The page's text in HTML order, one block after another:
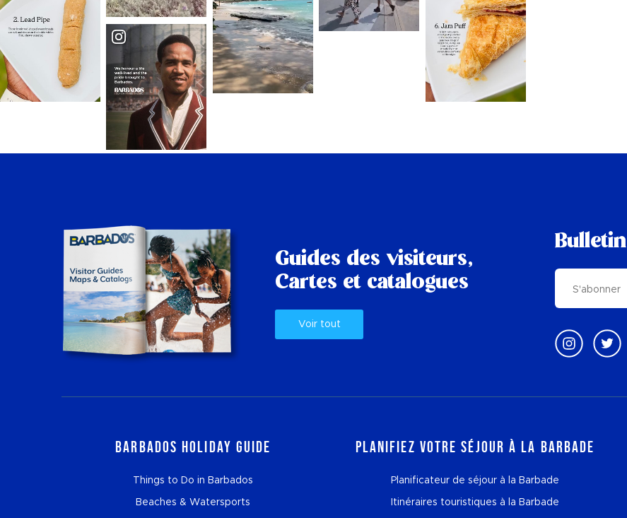
Guides des visiteurs,
Cartes et catalogues
Voir tout
Bulletin
Barbados Holiday Guide
Things to Do in Barbados
Beaches & Watersports
Planifiez votre séjour à la Barbade
Planificateur de séjour à la Barbade
Itinéraires touristiques à la Barbade